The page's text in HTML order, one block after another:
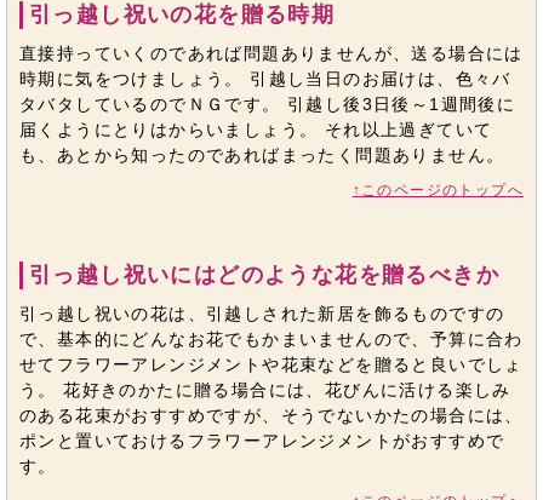
引っ越し祝いの花を贈る時期
直接持っていくのであれば問題ありませんが、送る場合には
時期に気をつけましょう。 引越し当日のお届けは、色々バ
タバタしているのでＮＧです。 引越し後3日後～1週間後に
届くようにとりはからいましょう。 それ以上過ぎていて
も、あとから知ったのであればまったく問題ありません。
↑このページのトップへ
引っ越し祝いにはどのような花を贈るべきか
引っ越し祝いの花は、引越しされた新居を飾るものですの
で、基本的にどんなお花でもかまいませんので、予算に合わ
せてフラワーアレンジメントや花束などを贈ると良いでしょ
う。 花好きのかたに贈る場合には、花びんに活ける楽しみ
のある花束がおすすめですが、そうでないかたの場合には、
ポンと置いておけるフラワーアレンジメントがおすすめで
す。